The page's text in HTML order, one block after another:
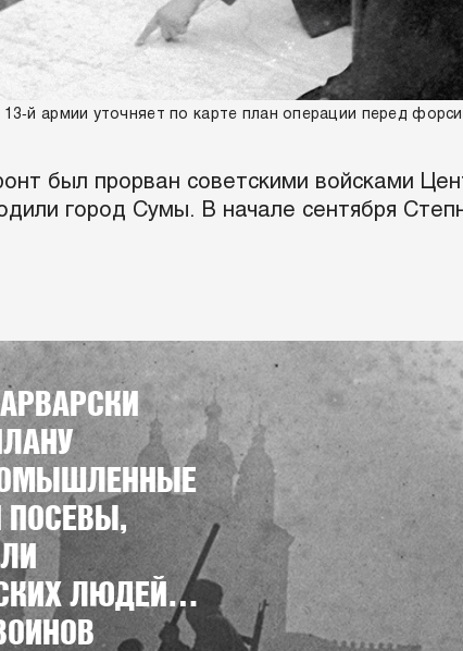
армии уточняет по карте план операции перед
был прорван советскими войсками
город Сумы. В начале сентября
ПОСЕВЫ,
ЛЮДЕЙ…